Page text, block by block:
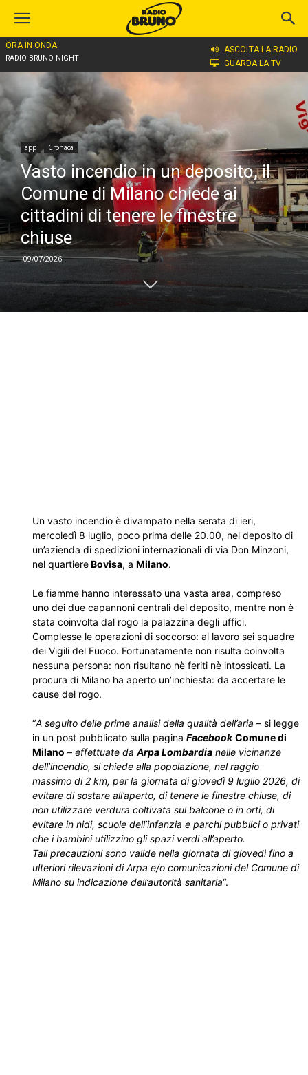
ORA IN ONDA
RADIO BRUNO NIGHT
ASCOLTA LA RADIO
GUARDA LA TV
Home
app Cronaca
Vasto incendio in un deposito, il
Comune di Milano chiede ai
cittadini di tenere le finestre
chiuse
09/07/2026
Un vasto incendio è divampato nella serata di ieri,
mercoledì 8 luglio, poco prima delle 20.00, nel deposito di
un’azienda di spedizioni internazionali di via Don Minzoni,
nel quartiereBovisa, a Milano.
Le fiamme hanno interessato una vasta area, compreso
uno dei due capannoni centrali del deposito, mentre non è
stata coinvolta dal rogo la palazzina degli uffici.
Complesse le operazioni di soccorso: al lavoro sei squadre
dei Vigili del Fuoco. Fortunatamente non risulta coinvolta
nessuna persona: non risultano nè feriti nè intossicati. La
procura di Milano ha aperto un’inchiesta: da accertare le
cause del rogo.
“A seguito delle prime analisi della qualità dell’aria – si legge
in un post pubblicato sulla pagina Facebook Comune di
Milano – effettuate da Arpa Lombardia nelle vicinanze
dell’incendio, si chiede alla popolazione, nel raggio
massimo di 2 km, per la giornata di giovedì 9 luglio 2026, di
evitare di sostare all’aperto, di tenere le finestre chiuse, di
non utilizzare verdura coltivata sul balcone o in orti, di
evitare in nidi, scuole dell’infanzia e parchi pubblici o privati
che i bambini utilizzino gli spazi verdi all’aperto.
Tali precauzioni sono valide nella giornata di giovedì fino a
ulteriori rilevazioni di Arpa e/o comunicazioni del Comune di
Milano su indicazione dell’autorità sanitaria“.